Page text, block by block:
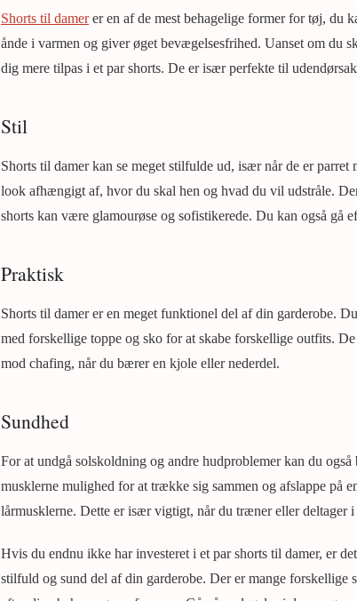
Shorts til damerer en af ​​de mest behagelige former for tøj, du
ånde i varmen og giver øget bevægelsesfrihed. Uanset om du
dig mere tilpas i et par shorts. De er især perfekte til
Stil
Shorts til damer kan se meget stilfulde ud, især når de er
look afhængigt af, hvor du skal hen og hvad du vil udstråle.
shorts kan være glamourøse og sofistikerede. Du kan også gå
Praktisk
Shorts til damer er en meget funktionel del af din garderobe.
med forskellige toppe og sko for at skabe forskellige outfits.
mod chafing, når du bærer en kjole eller nederdel.
Sundhed
For at undgå solskoldning og andre hudproblemer kan du
musklerne mulighed for at trække sig sammen og afslappe på
lårmusklerne. Dette er især vigtigt, når du træner eller deltager
Hvis du endnu ikke har investeret i et par shorts til damer, er
stilfuld og sund del af din garderobe. Der er mange